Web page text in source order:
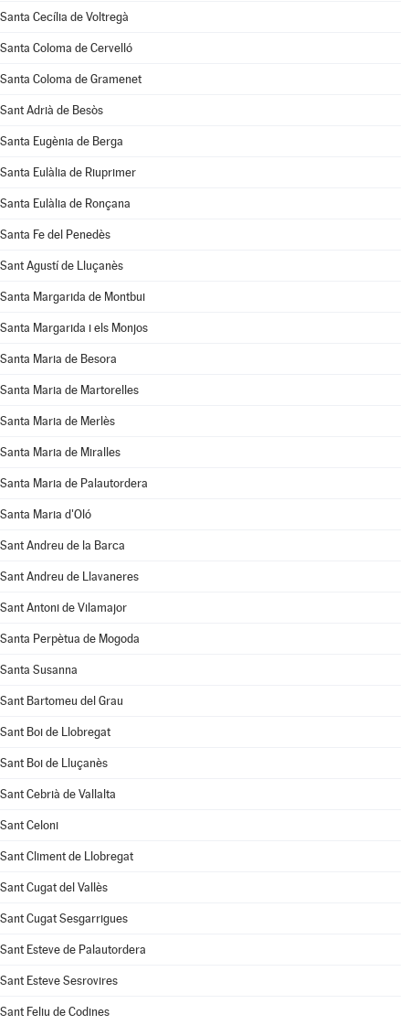
Santa Cecília de Voltregà
Santa Coloma de Cervelló
Santa Coloma de Gramenet
Sant Adrià de Besòs
Santa Eugènia de Berga
Santa Eulàlia de Riuprimer
Santa Eulàlia de Ronçana
Santa Fe del Penedès
Sant Agustí de Lluçanès
Santa Margarida de Montbui
Santa Margarida i els Monjos
Santa Maria de Besora
Santa Maria de Martorelles
Santa Maria de Merlès
Santa Maria de Miralles
Santa Maria de Palautordera
Santa Maria d'Oló
Sant Andreu de la Barca
Sant Andreu de Llavaneres
Sant Antoni de Vilamajor
Santa Perpètua de Mogoda
Santa Susanna
Sant Bartomeu del Grau
Sant Boi de Llobregat
Sant Boi de Lluçanès
Sant Cebrià de Vallalta
Sant Celoni
Sant Climent de Llobregat
Sant Cugat del Vallès
Sant Cugat Sesgarrigues
Sant Esteve de Palautordera
Sant Esteve Sesrovires
Sant Feliu de Codines